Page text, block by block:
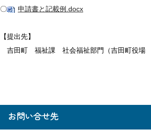
〇
申請書と記載例.docx
【提出先】
吉田町 福祉課 社会福祉部門（吉田町役場
お問い合せ先